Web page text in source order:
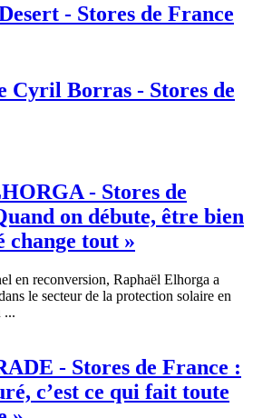
- Stores de France
Cyril Borras - Stores de
- Stores de
on débute, être bien
change tout »
en reconversion, Raphaël Elhorga a
le secteur de la protection solaire en
...
- Stores de France :
c’est ce qui fait toute